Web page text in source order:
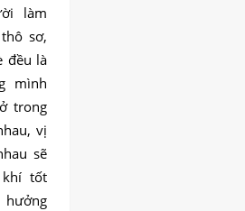
làm
sơ,
đều là
mình
trong
vị
sẽ
tốt